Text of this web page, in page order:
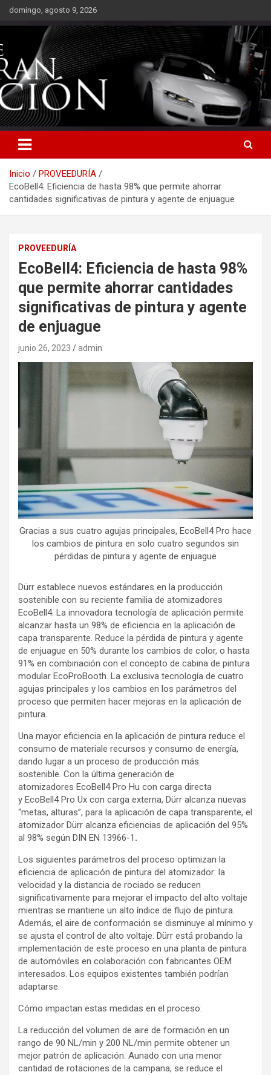
Saltardomingo, agosto 9, 2026
Inicio
PROVEEDURÍA
EcoBell4: Eficiencia de hasta 98% que permite ahorrar
cantidades significativas de pintura y agente de enjuague
PROVEEDURÍA
EcoBell4: Eficiencia de hasta 98%
que permite ahorrar cantidades
significativas de pintura y agente
de enjuague
junio 26, 2023 admin
Gracias a sus cuatro agujas principales, EcoBell4 Pro hace
los cambios de pintura en solo cuatro segundos sin
pérdidas de pintura y agente de enjuague
Dürr establece nuevos estándares en la producción
sostenible con su reciente familia de atomizadores
EcoBell4. La innovadora tecnología de aplicación permite
alcanzar hasta un 98% de eficiencia en la aplicación de
capa transparente. Reduce la pérdida de pintura y agente
de enjuague en 50% durante los cambios de color, o hasta
91% en combinación con el concepto de cabina de pintura
modular EcoProBooth. La exclusiva tecnología de cuatro
agujas principales y los cambios en los parámetros del
proceso que permiten hacer mejoras en la aplicación de
pintura.
Una mayor eficiencia en la aplicación de pintura reduce el
consumo de materiale recursos y consumo de energía,
dando lugar a un proceso de producción más
sostenible. Con la última generación de
atomizadores EcoBell4 Pro Hu con carga directa
y EcoBell4 Pro Ux con carga externa, Dürr alcanza nuevas
“metas, alturas”, para la aplicación de capa transparente, el
atomizador Dürr alcanza eficiencias de aplicación del 95%
al 98% según DIN EN 13966-1 .
Los siguientes parámetros del proceso optimizan la
eficiencia de aplicación de pintura del atomizador: la
velocidad y la distancia de rociado se reducen
significativamente para mejorar el impacto del alto voltaje
mientras se mantiene un alto índice de flujo de pintura.
Además, el aire de conformación se disminuye al mínimo y
se ajusta el control de alto voltaje. Dürr está probando la
implementación de este proceso en una planta de pintura
de automóviles en colaboración con fabricantes OEM
interesados. Los equipos existentes también podrían
adaptarse.
Cómo impactan estas medidas en el proceso:
La reducción del volumen de aire de formación en un
rango de 90 NL/min y 200 NL/min permite obtener un
mejor patrón de aplicación. Aunado con una menor
cantidad de rotaciones de la campana, se reduce el